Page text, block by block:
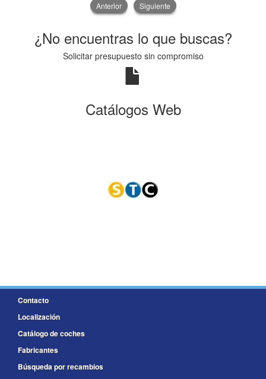
Anterior Siguiente
¿No encuentras lo que buscas?
Solicitar presupuesto sin compromiso
Catálogos Web
Contacto
Localización
Catálogo de coches
Fabricantes
Búsqueda por recambios